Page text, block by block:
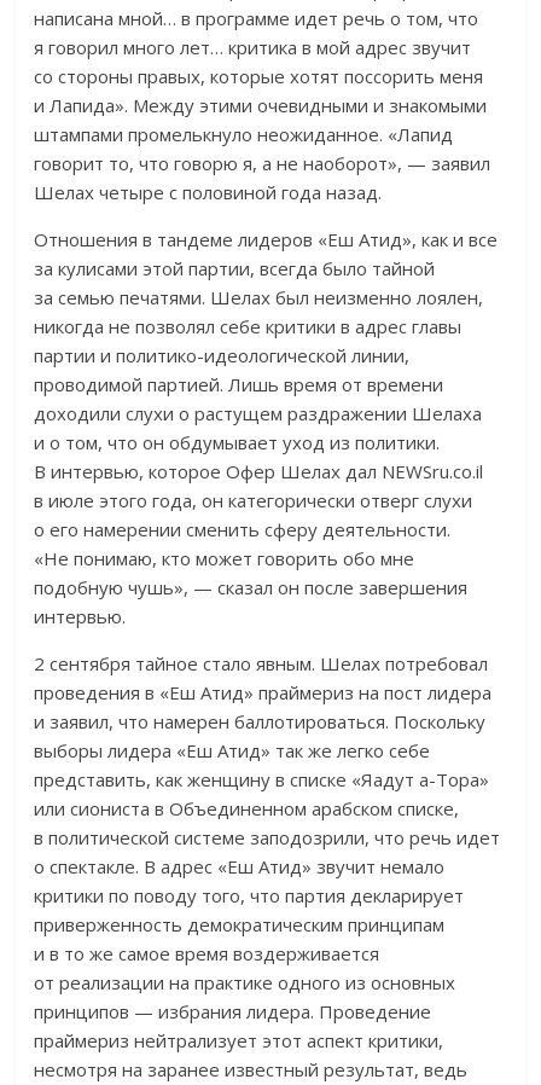
написана мной… в программе идет речь о том, что
я говорил много лет… критика в мой адрес звучит
со стороны правых, которые хотят поссорить меня
и Лапида». Между этими очевидными и знакомыми
штампами промелькнуло неожиданное. «Лапид
говорит то, что говорю я, а не наоборот», — заявил
Шелах четыре с половиной года назад.
Отношения в тандеме лидеров «Еш Атид», как и все
за кулисами этой партии, всегда было тайной
за семью печатями. Шелах был неизменно лоялен,
никогда не позволял себе критики в адрес главы
партии и политико-идеологической линии,
проводимой партией. Лишь время от времени
доходили слухи о растущем раздражении Шелаха
и о том, что он обдумывает уход из политики.
В интервью, которое Офер Шелах дал NEWSru.co.il
в июле этого года, он категорически отверг слухи
о его намерении сменить сферу деятельности.
«Не понимаю, кто может говорить обо мне
подобную чушь», — сказал он после завершения
интервью.
2 сентября тайное стало явным. Шелах потребовал
проведения в «Еш Атид» праймериз на пост лидера
и заявил, что намерен баллотироваться. Поскольку
выборы лидера «Еш Атид» так же легко себе
представить, как женщину в списке «Яадут а-Тора»
или сиониста в Объединенном арабском списке,
в политической системе заподозрили, что речь идет
о спектакле. В адрес «Еш Атид» звучит немало
критики по поводу того, что партия декларирует
приверженность демократическим принципам
и в то же самое время воздерживается
от реализации на практике одного из основных
принципов — избрания лидера. Проведение
праймериз нейтрализует этот аспект критики,
несмотря на заранее известный результат, ведь